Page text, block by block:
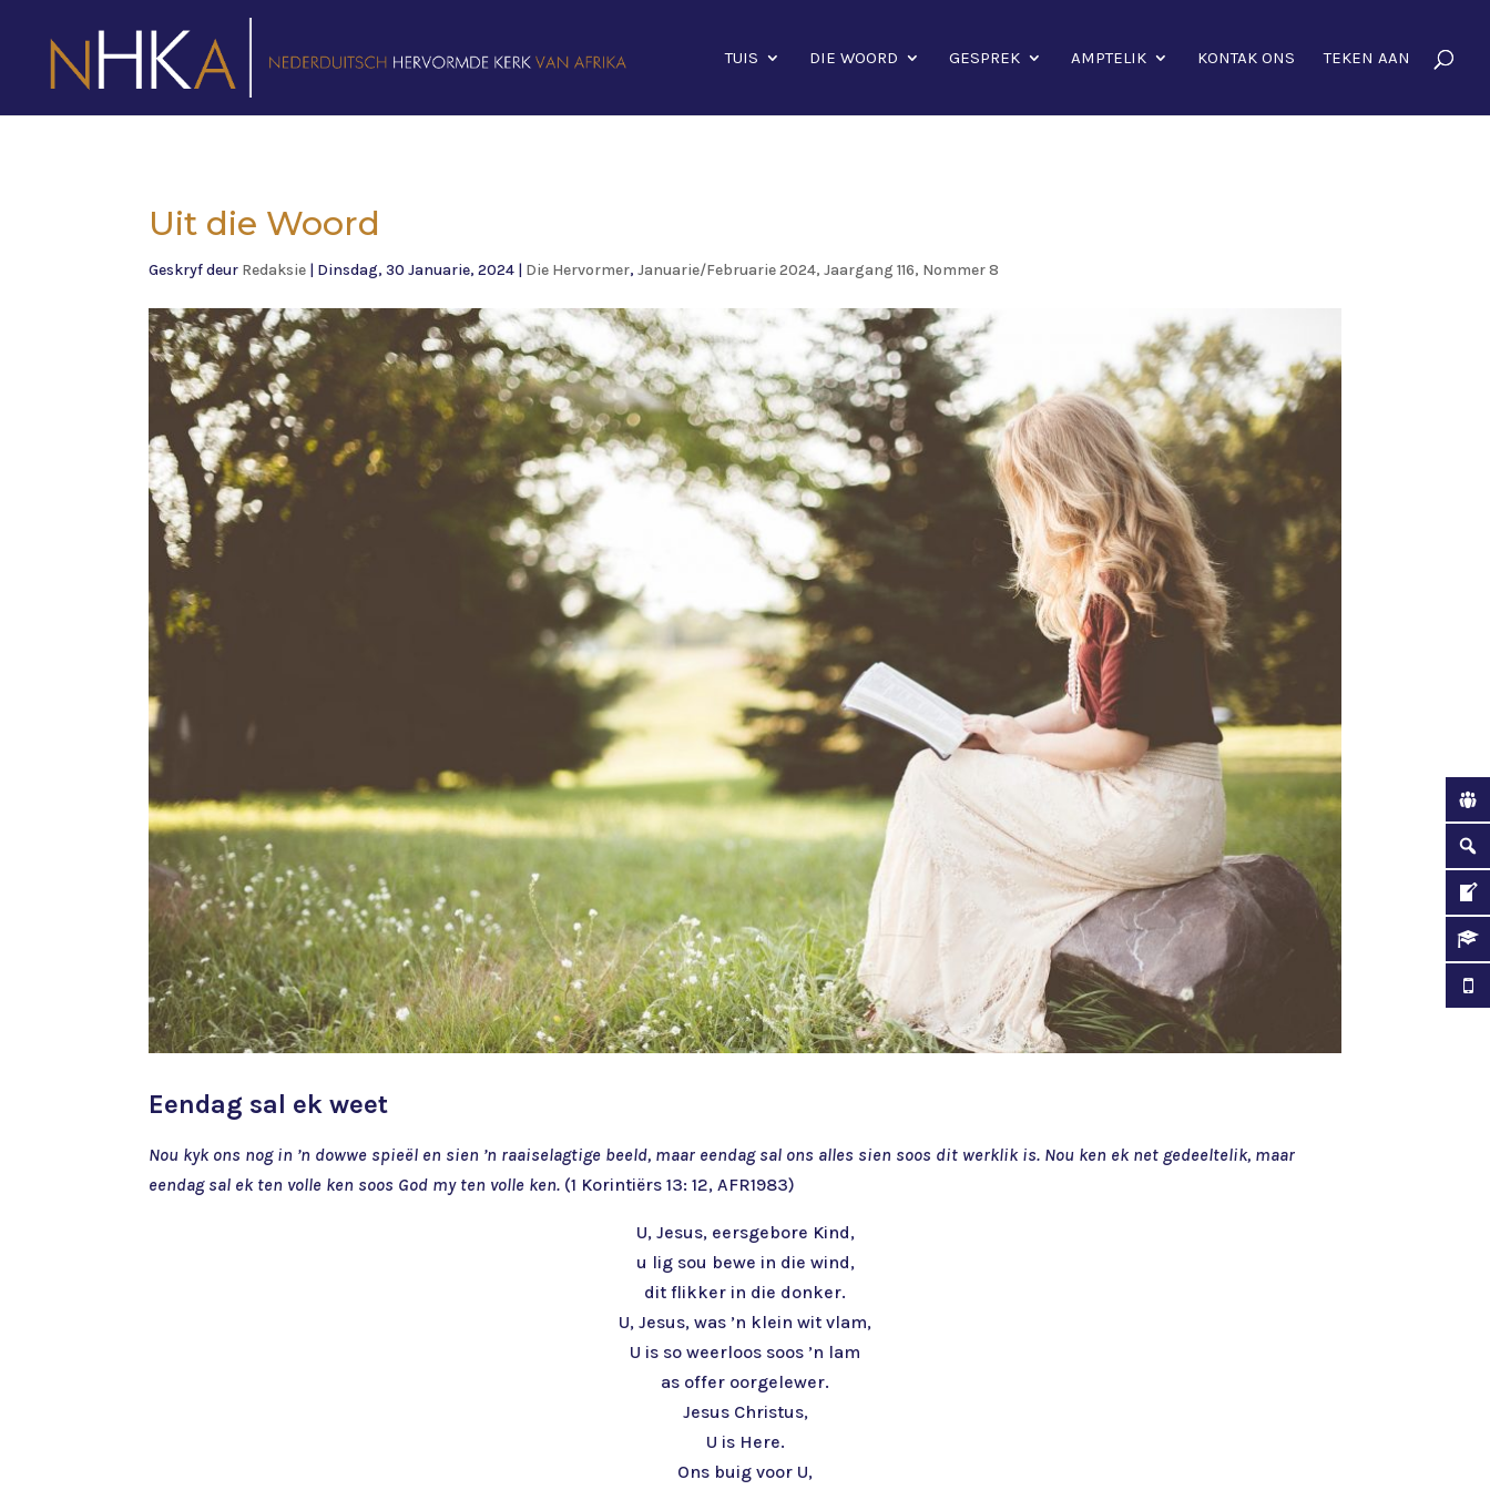
TUIS DIE WOORD GESPREK AMPTELIK KONTAK ONS TEKEN AAN
Uit die Woord
Geskryf deur Redaksie | Dinsdag, 30 Januarie, 2024 | Die Hervormer,Januarie/Februarie 2024, Jaargang 116, Nommer 8
Eendag sal ek weet
Nou kyk ons nog in ’n dowwe spieël en sien ’n raaiselagtige beeld, maar eendag sal ons alles sien soos dit werklik is. Nou ken ek net gedeeltelik, maar
eendag sal ek ten volle ken soos God my ten volle ken. (1 Korintiërs 13: 12, AFR1983)
U, Jesus, eersgebore Kind,
u lig sou bewe in die wind,
dit flikker in die donker.
U, Jesus, was ’n klein wit vlam,
U is so weerloos soos ’n lam
as offer oorgelewer.
Jesus Christus,
U is Here.
Ons buig voor U,